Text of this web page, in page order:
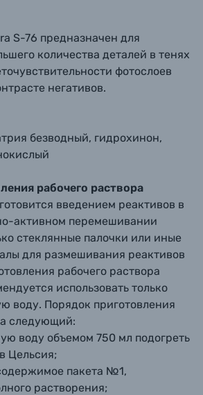
S-76 предназначен для
количества деталей в тенях
фотослоев
негативов.
безводный, гидрохинон,
рабочего раствора
введением реактивов в
активном перемешивании
стеклянные палочки или иные
для размешивания реактивов
рабочего раствора
использовать только
воду. Порядок приготовления
следующий:
воду объемом 750 мл подогреть
Цельсия;
пакета №1,
растворения;